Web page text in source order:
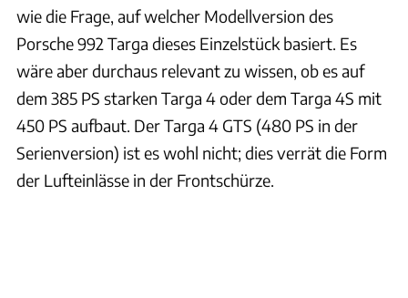
wie die Frage, auf welcher Modellversion des
Porsche 992 Targa dieses Einzelstück basiert. Es
wäre aber durchaus relevant zu wissen, ob es auf
dem 385 PS starken Targa 4 oder dem Targa 4S mit
450 PS aufbaut. Der Targa 4 GTS (480 PS in der
Serienversion) ist es wohl nicht; dies verrät die Form
der Lufteinlässe in der Frontschürze.